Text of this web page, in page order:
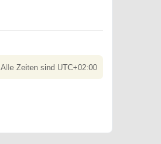
Alle Zeiten sind UTC+02:00